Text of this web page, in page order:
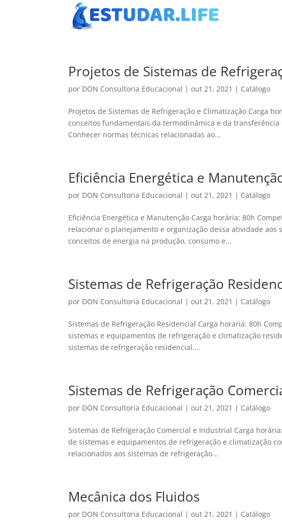
Projetos de Sistemas de
por DON Consultoria Educacional |out 21, 2021 | Catálogo
Projetos de Sistemas de Refrigeração e Climatização Carga
conceitos fundamentais da termodinâmica e da
Conhecer normas técnicas relacionadas ao...
Eficiência Energética e
por DON Consultoria Educacional |out 21, 2021 | Catálogo
Eficiência Energética e Manutenção Carga horária: 80h
relacionar o planejamento e organização dessa atividade
conceitos de energia na produção, consumo e...
Sistemas de Refrigeração
por DON Consultoria Educacional |out 21, 2021 | Catálogo
Sistemas de Refrigeração Residencial Carga horária: 80h
sistemas e equipamentos de refrigeração e climatização
sistemas de refrigeração residencial....
Sistemas de Refrigeração
por DON Consultoria Educacional |out 21, 2021 | Catálogo
Sistemas de Refrigeração Comercial e Industrial Carga
de sistemas e equipamentos de refrigeração e climatização
relacionados aos sistemas de refrigeração...
Mecânica dos Fluidos
por DON Consultoria Educacional |out 21, 2021 | Catálogo